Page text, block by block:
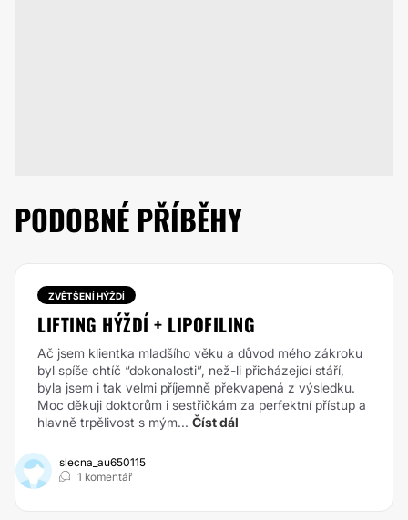
PODOBNÉ PŘÍBĚHY
ZVĚTŠENÍ HÝŽDÍ
LIFTING HÝŽDÍ + LIPOFILING
Ač jsem klientka mladšího věku a důvod mého zákroku
byl spíše chtíč “dokonalosti”, než-li přicházející stáří,
byla jsem i tak velmi příjemně překvapená z výsledku.
Moc děkuji doktorům i sestřičkám za perfektní přístup a
hlavně trpělivost s mým... Číst dál
slecna_au650115
1 komentář